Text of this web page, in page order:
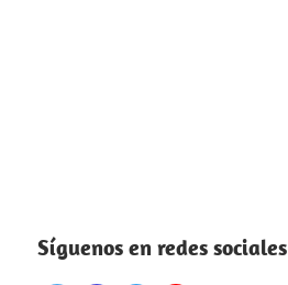
Síguenos en redes sociales